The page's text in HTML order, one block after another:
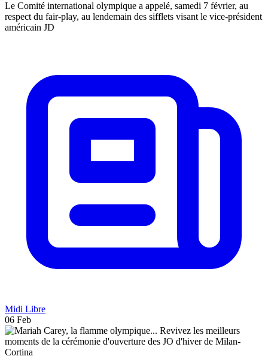
Le Comité international olympique a appelé, samedi 7 février, au
respect du fair-play, au lendemain des sifflets visant le vice-président
américain JD
Midi Libre
06 Feb